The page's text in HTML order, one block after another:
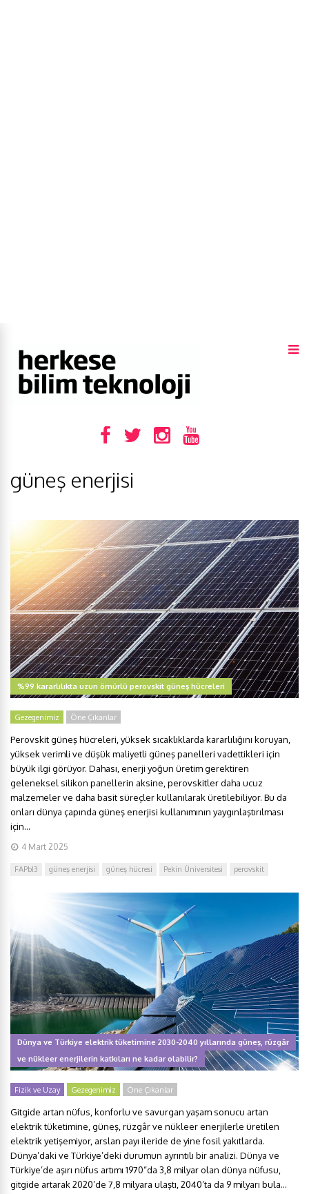
güneş enerjisi
%99 kararlılıkta uzun ömürlü perovskit güneş hücreleri
Gezegenimiz Öne Çıkanlar
Perovskit güneş hücreleri, yüksek sıcaklıklarda kararlılığını koruyan,
yüksek verimli ve düşük maliyetli güneş panelleri vadettikleri için
büyük ilgi görüyor. Dahası, enerji yoğun üretim gerektiren
geleneksel silikon panellerin aksine, perovskitler daha ucuz
malzemeler ve daha basit süreçler kullanılarak üretilebiliyor. Bu da
onları dünya çapında güneş enerjisi kullanımının yaygınlaştırılması
için...
4 Mart 2025
FAPbI3 güneş enerjisi güneş hücresi Pekin Üniversitesi perovskit
Dünya ve Türkiye elektrik tüketimine 2030-2040 yıllarında güneş, rüzgâr
ve nükleer enerjilerin katkıları ne kadar olabilir?
Fizik ve Uzay Gezegenimiz Öne Çıkanlar
Gitgide artan nüfus, konforlu ve savurgan yaşam sonucu artan
elektrik tüketimine, güneş, rüzgâr ve nükleer enerjilerle üretilen
elektrik yetişemiyor, arslan payı ileride de yine fosil yakıtlarda.
Dünya’daki ve Türkiye’deki durumun ayrıntılı bir analizi. Dünya ve
Türkiye’de aşırı nüfus artımı 1970“da 3,8 milyar olan dünya nüfusu,
gitgide artarak 2020’de 7,8 milyara ulaştı, 2040’ta da 9 milyarı bula...